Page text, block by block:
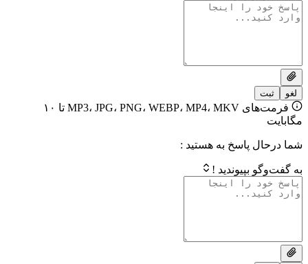
فرمت‌های MP3، JPG، PNG، WEBP، MP4، MKV تا ۱۰
پاسخ به هستید :
!